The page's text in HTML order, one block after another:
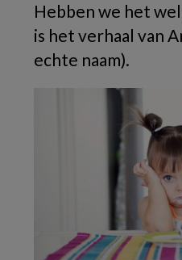
Hebben we het
is het verhaal van
echte naam).